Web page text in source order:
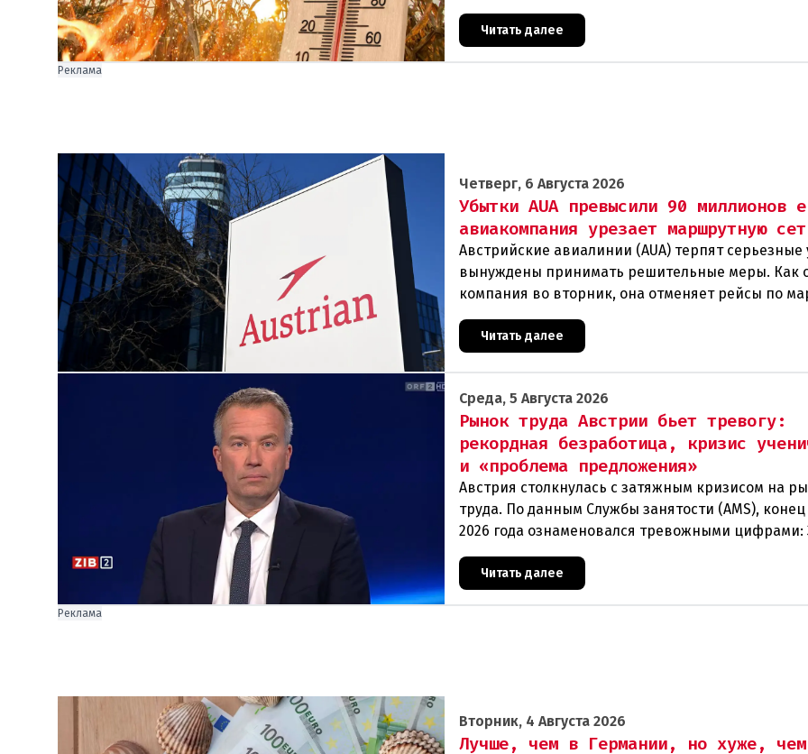
некоторых регионах потери достигают 80
Читать далее
Реклама
Четверг, 6 Августа 2026
Убытки AUA превысили 90 миллионов
авиакомпания урезает маршрутную
Австрийские авиалинии (AUA) терпят серьезные
вынуждены принимать решительные меры. Как
компания во вторник, она отменяет рейсы по
Читать далее
Среда, 5 Августа 2026
Рынок труда Австрии бьет тревогу:
рекордная безработица, кризис
и «проблема предложения»
Австрия столкнулась с затяжным кризисом на
труда. По данным Службы занятости (AMS),
2026 года ознаменовался тревожными цифрами:
Читать далее
Реклама
Вторник, 4 Августа 2026
Лучше, чем в Германии, но хуже,